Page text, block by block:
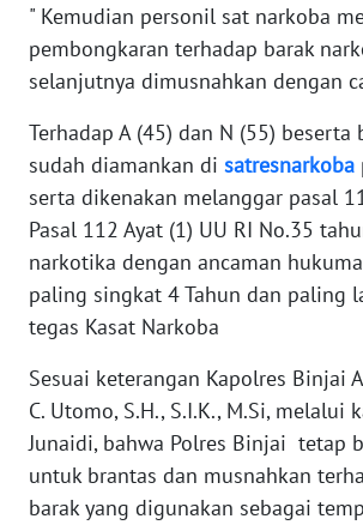
" Kemudian personil sat narkoba
pembongkaran terhadap barak
selanjutnya dimusnahkan dengan
Terhadap A (45) dan N (55)
sudah diamankan di satresnarkoba
serta dikenakan melanggar pasal
Pasal 112 Ayat (1) UU RI No.35
narkotika dengan ancaman
paling singkat 4 Tahun dan paling
tegas Kasat Narkoba
Sesuai keterangan Kapolres Binjai
C. Utomo, S.H., S.I.K., M.Si, melalui
Junaidi, bahwa Polres Binjai tetap
untuk brantas dan musnahkan
barak yang digunakan sebagai
WN
BABEL
WN
SUMBAR
WN
SUMSEL
WN
BENGKULU
WN
LAMPUNG
WN
JATENG